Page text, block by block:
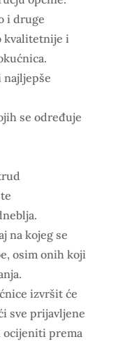
i druge
kvalitetnije i
se određuje
na kojeg se
osim onih koji
izvršit će
sve prijavljene
ocijeniti prema